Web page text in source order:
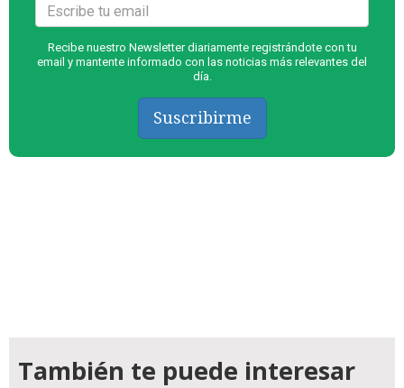
Recibe nuestro Newsletter diariamente registrándote con tu
email y mantente informado con las noticias más relevantes del
día.
Suscribirme
También te puede interesar